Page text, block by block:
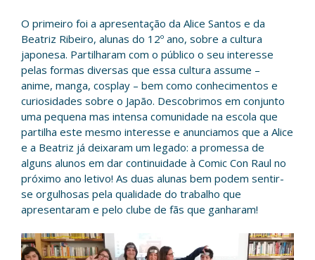
O primeiro foi a apresentação da Alice Santos e da
Beatriz Ribeiro, alunas do 12º ano, sobre a cultura
japonesa. Partilharam com o público o seu interesse
pelas formas diversas que essa cultura assume –
anime, manga, cosplay – bem como conhecimentos e
curiosidades sobre o Japão. Descobrimos em conjunto
uma pequena mas intensa comunidade na escola que
partilha este mesmo interesse e anunciamos que a Alice
e a Beatriz já deixaram um legado: a promessa de
alguns alunos em dar continuidade à Comic Con Raul no
próximo ano letivo! As duas alunas bem podem sentir-
se orgulhosas pela qualidade do trabalho que
apresentaram e pelo clube de fãs que ganharam!